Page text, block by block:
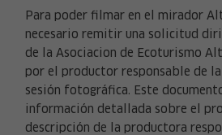
Para poder filmar en el mirador
necesario remitir una solicitud
de la Asociacion de Ecoturismo
por el productor responsable de
sesión fotográfica. Este
información detallada sobre el
descripción de la productora